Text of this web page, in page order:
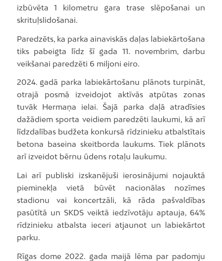
izbūvēta 1 kilometru gara trase slēpošanai un
skrituļslidošanai.
Paredzēts, ka parka ainaviskās daļas labiekārtošana
tiks pabeigta līdz šī gada 11. novembrim, darbu
veikšanai paredzēti 6 miljoni eiro.
2024. gadā parka labiekārtošanu plānots turpināt,
otrajā posmā izveidojot aktīvās atpūtas zonas
tuvāk Hermaņa ielai. Šajā parka daļā atradīsies
dažādiem sporta veidiem paredzēti laukumi, kā arī
līdzdalības budžeta konkursā rīdzinieku atbalstītais
betona baseina skeitborda laukums. Tiek plānots
arī izveidot bērnu ūdens rotaļu laukumu.
Lai arī publiski izskanējuši ierosinājumi nojauktā
pieminekļa vietā būvēt nacionālas nozīmes
stadionu vai koncertzāli, kā rāda pašvaldības
pasūtītā un SKDS veiktā iedzīvotāju aptauja, 64%
rīdzinieku atbalsta ieceri atjaunot un labiekārtot
parku.
Rīgas dome 2022. gada maijā lēma par padomju